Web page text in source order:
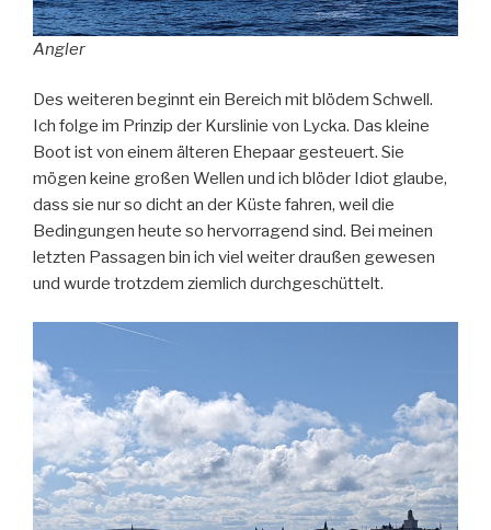
Angler
Des weiteren beginnt ein Bereich mit blödem Schwell.
Ich folge im Prinzip der Kurslinie von Lycka. Das kleine
Boot ist von einem älteren Ehepaar gesteuert. Sie
mögen keine großen Wellen und ich blöder Idiot glaube,
dass sie nur so dicht an der Küste fahren, weil die
Bedingungen heute so hervorragend sind. Bei meinen
letzten Passagen bin ich viel weiter draußen gewesen
und wurde trotzdem ziemlich durchgeschüttelt.